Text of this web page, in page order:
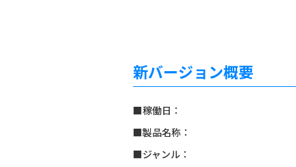
新バージョン概要
■稼働日：
■製品名称：
■ジャンル：